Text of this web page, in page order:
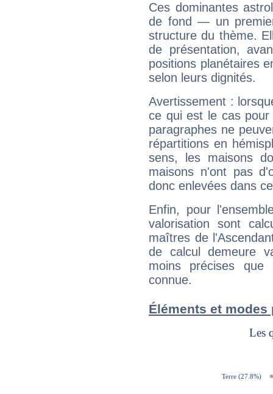
Ces dominantes
de fond — un
structure du thème.
de présentation,
positions planétaires
selon leurs dignités.
Avertissement :
ce qui est le cas
paragraphes ne
répartitions en
sens, les maisons
maisons n'ont pas
donc enlevées dans
Enfin, pour
valorisation sont
maîtres de
de calcul demeure
moins précises que
connue.
Éléments et